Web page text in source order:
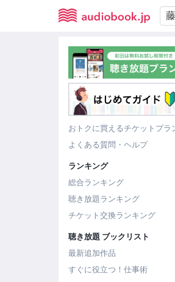
おトクに買えるチケットプラ
よくある質問・ヘルプ
ランキング
総合ランキング
聴き放題ランキング
チケット交換ランキング
聴き放題 ブックリスト
最新追加作品
すぐに役立つ！仕事術